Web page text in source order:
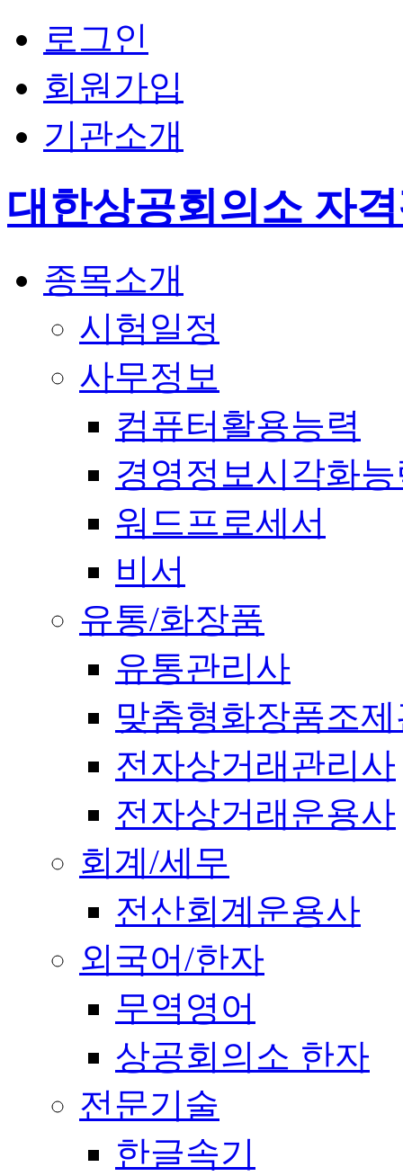
로그인
회원가입
기관소개
대한상공회의소 자
종목소개
시험일정
사무정보
컴퓨터활용능력
경영정보시각화
워드프로세서
비서
유통/화장품
유통관리사
맞춤형화장품조
전자상거래관리사
전자상거래운용사
회계/세무
전산회계운용사
외국어/한자
무역영어
상공회의소 한자
전문기술
한글속기